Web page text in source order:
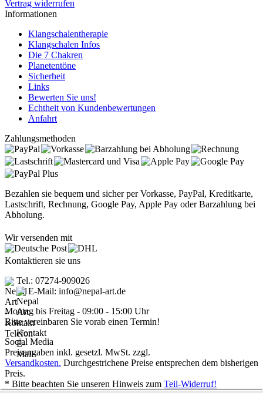
Vertrag widerrufen
Informationen
Klangschalentherapie
Klangschalen Infos
Die 7 Chakren
Planetentöne
Sicherheit
Links
Bewerten Sie uns!
Echtheit von Kundenbewertungen
Anfahrt
Zahlungsmethoden
Bezahlen sie bequem und sicher per Vorkasse, PayPal, Kreditkarte,
Lastschrift, Rechnung, Google Pay, Apple Pay oder Barzahlung bei
Abholung.
Wir versenden mit
Kontaktieren sie uns
Tel.: 07274-909026
E-Mail: info@nepal-art.de
Montag bis Freitag - 09:00 - 15:00 Uhr
Bitte vereinbaren Sie vorab einen Termin!
Social Media
Preisangaben inkl. gesetzl. MwSt. zzgl.
Versandkosten. Durchgestrichene Preise entsprechen dem bisherigen
Preis.
* Bitte beachten Sie unseren Hinweis zum Teil-Widerruf!